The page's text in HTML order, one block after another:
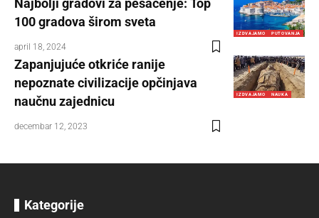
IZDVAJAMO PUTOVANJA
100 gradova širom sveta
april 18, 2024
IZDVAJAMO NAUKA
Zapanjujuće otkriće ranije
nepoznate civilizacije opčinjava
naučnu zajednicu
decembar 12, 2023
Kategorije